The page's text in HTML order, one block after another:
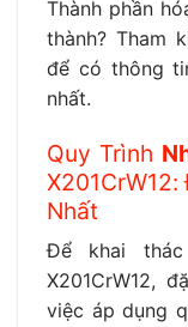
Thành phần
thành? Tham
để có thông
nhất.
Quy Trình
Nhất
Để khai
X201CrW12,
việc áp dụng